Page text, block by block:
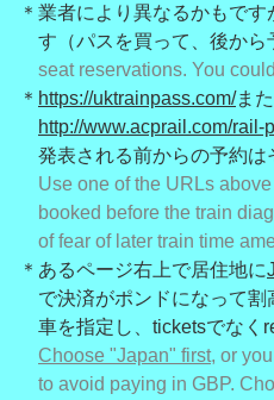
＊業者により異なるかもです
す（パスを買って、後から
seat reservations. You could
＊ https://uktrainpass.com/ま
http://www.acprail.com/rail-
発表される前からの予約は
Use one of the URLs above
booked before the train
of fear of later train time
＊あるページ右上で居住地に
で決済がポンドになって割
車を指定し、ticketsでな く
Choose "Japan" first, or
to avoid paying in GBP.